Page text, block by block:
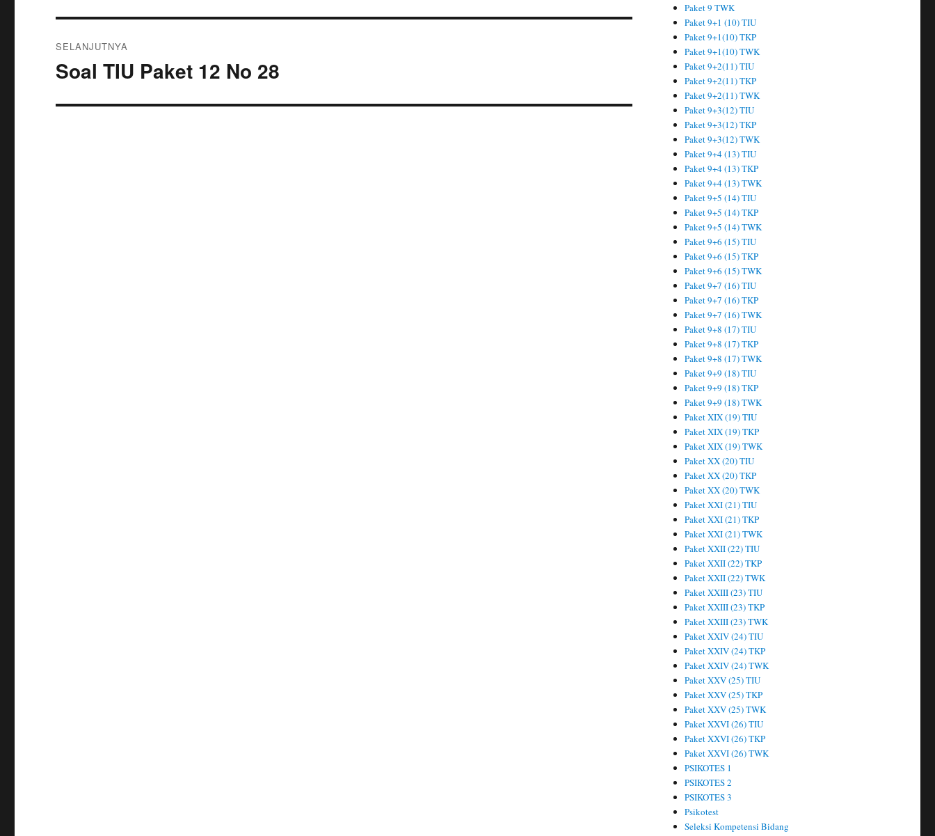
SELANJUTNYA
Pos
Soal TIU Paket 12 No 28
Paket 9 TWK
Paket 9+1 (10) TIU
Paket 9+1(10) TKP
Paket 9+1(10) TWK
Paket 9+2(11) TIU
Paket 9+2(11) TKP
Paket 9+2(11) TWK
Paket 9+3(12) TIU
Paket 9+3(12) TKP
Paket 9+3(12) TWK
Paket 9+4 (13) TIU
Paket 9+4 (13) TKP
Paket 9+4 (13) TWK
Paket 9+5 (14) TIU
Paket 9+5 (14) TKP
Paket 9+5 (14) TWK
Paket 9+6 (15) TIU
Paket 9+6 (15) TKP
Paket 9+6 (15) TWK
Paket 9+7 (16) TIU
Paket 9+7 (16) TKP
Paket 9+7 (16) TWK
Paket 9+8 (17) TIU
Paket 9+8 (17) TKP
Paket 9+8 (17) TWK
Paket 9+9 (18) TIU
Paket 9+9 (18) TKP
Paket 9+9 (18) TWK
Paket XIX (19) TIU
Paket XIX (19) TKP
Paket XIX (19) TWK
Paket XX (20) TIU
Paket XX (20) TKP
Paket XX (20) TWK
Paket XXI (21) TIU
Paket XXI (21) TKP
Paket XXI (21) TWK
Paket XXII (22) TIU
Paket XXII (22) TKP
Paket XXII (22) TWK
Paket XXIII (23) TIU
Paket XXIII (23) TKP
Paket XXIII (23) TWK
Paket XXIV (24) TIU
Paket XXIV (24) TKP
Paket XXIV (24) TWK
Paket XXV (25) TIU
Paket XXV (25) TKP
Paket XXV (25) TWK
Paket XXVI (26) TIU
Paket XXVI (26) TKP
Paket XXVI (26) TWK
PSIKOTES 1
PSIKOTES 2
PSIKOTES 3
Psikotest
Seleksi Kompetensi Bidang